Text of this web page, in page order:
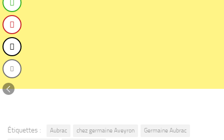
Étiquettes : Aubrac chez germaine Aveyron
Germaine Aubrac